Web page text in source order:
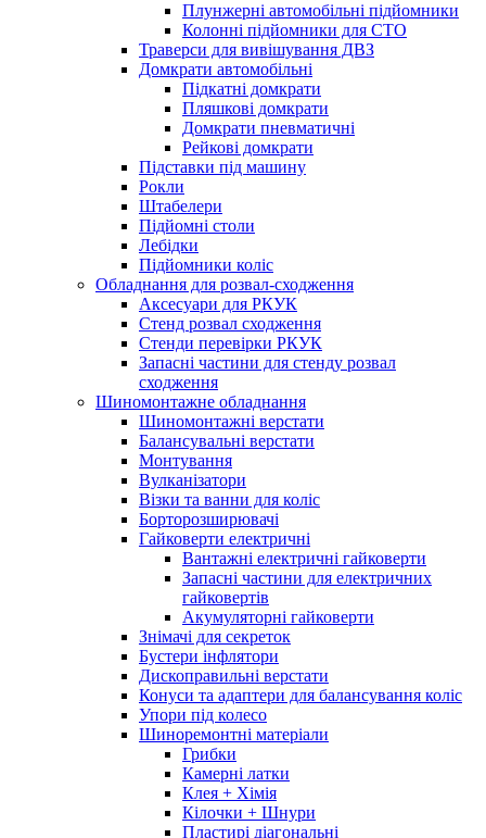
Плунжерні автомобільні підйомники
Колонні підйомники для СТО
Траверси для вивішування ДВЗ
Домкрати автомобільні
Підкатні домкрати
Пляшкові домкрати
Домкрати пневматичні
Рейкові домкрати
Підставки під машину
Рокли
Штабелери
Підйомні столи
Лебідки
Підйомники коліс
Обладнання для розвал-сходження
Аксесуари для РКУК
Стенд розвал сходження
Стенди перевірки РКУК
Запасні частини для стенду розвал
сходження
Шиномонтажне обладнання
Шиномонтажні верстати
Балансувальні верстати
Монтування
Вулканізатори
Візки та ванни для коліс
Борторозширювачі
Гайковерти електричні
Вантажні електричні гайковерти
Запасні частини для електричних
гайковертів
Акумуляторні гайковерти
Знімачі для секреток
Бустери інфлятори
Дископравильні верстати
Конуси та адаптери для балансування коліс
Упори під колесо
Шиноремонтні матеріали
Грибки
Камерні латки
Клея + Хімія
Кілочки + Шнури
Пластирі діагональні